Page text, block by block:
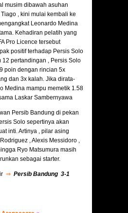
musim dibawah asuhan
, kini mulai kembali ke
Leonardo Medina
Kehadiran pelatih yang
Pro Licence tersebut
positif terhadap Persis Solo
12 pertandingan , Persis Solo
poin dengan rincian 5x
dan 3x kalah. Jika dirata-
Medina mampu memetik 1.58
Laskar Sambernyawa
Persib Bandung di pekan
Solo sepertinya akan
inti. Artinya , pilar asing
, Alexis Messidoro ,
Ryo Matsumura masih
sebagai starter.
⇒ Persib Bandung 3-1